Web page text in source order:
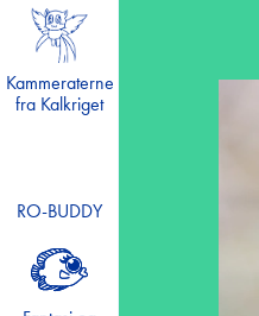
Kammeraterne
fra Kalkriget
RO-BUDDY
Vild.Vildere.Videnskab
Lær om hjernen og kroppen
Den magiske madkasse
Mission Min Krop